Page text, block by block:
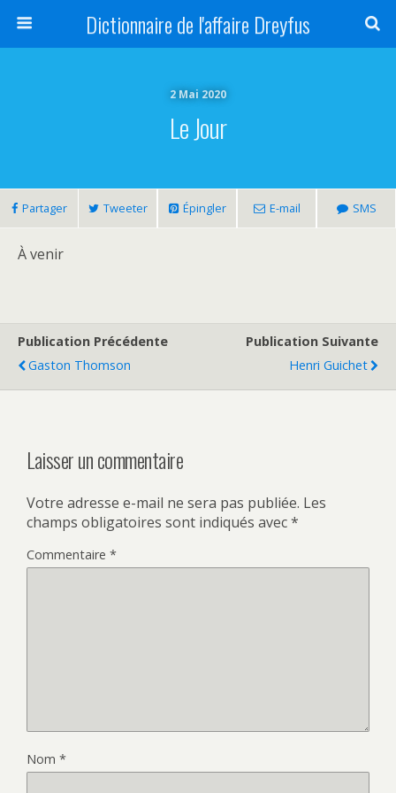
Dictionnaire de l'affaire Dreyfus
2 Mai 2020
Le Jour
Partager Tweeter Épingler E-mail SMS
À venir
Publication Précédente
Gaston Thomson
Publication Suivante
Henri Guichet
Laisser un commentaire
Votre adresse e-mail ne sera pas publiée. Les
champs obligatoires sont indiqués avec*
Commentaire *
Nom *